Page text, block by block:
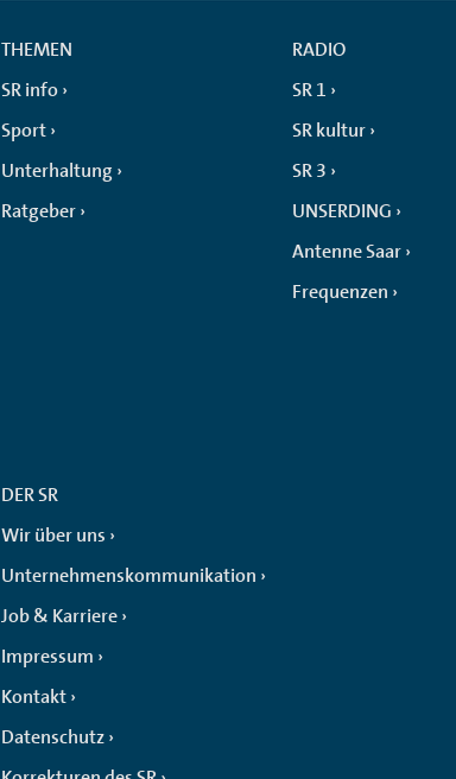
THEMEN
SR info
Sport
Unterhaltung
Ratgeber
RADIO
SR 1
SR kultur
SR 3
UNSERDING
Antenne Saar
Frequenzen
DER SR
Wir über uns
Unternehmenskommunikation
Job & Karriere
Impressum
Kontakt
Datenschutz